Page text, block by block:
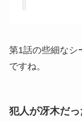
第1話の些細なシ
ですね。
犯人が冴木だ